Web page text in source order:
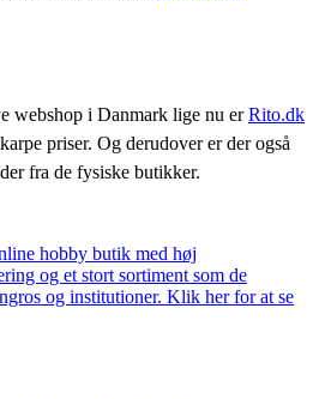
webshop i Danmark lige nu erRito.dk
priser. Og derudover er der også
fra de fysiske butikker.
hobby butik med høj
og et stort sortiment som de
og institutioner. Klik her for at se